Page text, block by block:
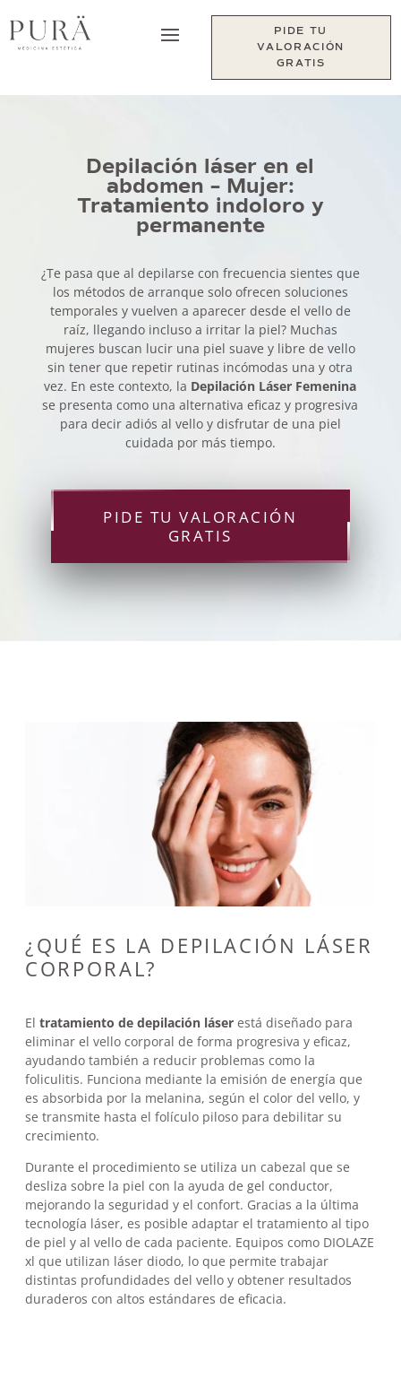
PIDE TU
VALORACIÓN
GRATIS
Depilación láser en el
abdomen – Mujer:
Tratamiento indoloro y
permanente
¿Te pasa que al depilarse con frecuencia sientes que
los métodos de arranque solo ofrecen soluciones
temporales y vuelven a aparecer desde el vello de
raíz, llegando incluso a irritar la piel? Muchas
mujeres buscan lucir una piel suave y libre de vello
sin tener que repetir rutinas incómodas una y otra
vez. En este contexto, la Depilación Láser Femenina
se presenta como una alternativa eficaz y progresiva
para decir adiós al vello y disfrutar de una piel
cuidada por más tiempo.
PIDE TU VALORACIÓN
GRATIS
¿QUÉ ES LA DEPILACIÓN LÁSER
CORPORAL?
Eltratamiento de depilación láser está diseñado para
eliminar el vello corporal de forma progresiva y eficaz,
ayudando también a reducir problemas como la
foliculitis. Funciona mediante la emisión de energía que
es absorbida por la melanina, según el color del vello, y
se transmite hasta el folículo piloso para debilitar su
crecimiento.
Durante el procedimiento se utiliza un cabezal que se
desliza sobre la piel con la ayuda de gel conductor,
mejorando la seguridad y el confort. Gracias a la última
tecnología láser, es posible adaptar el tratamiento al tipo
de piel y al vello de cada paciente. Equipos como DIOLAZE
xl que utilizan láser diodo, lo que permite trabajar
distintas profundidades del vello y obtener resultados
duraderos con altos estándares de eficacia.